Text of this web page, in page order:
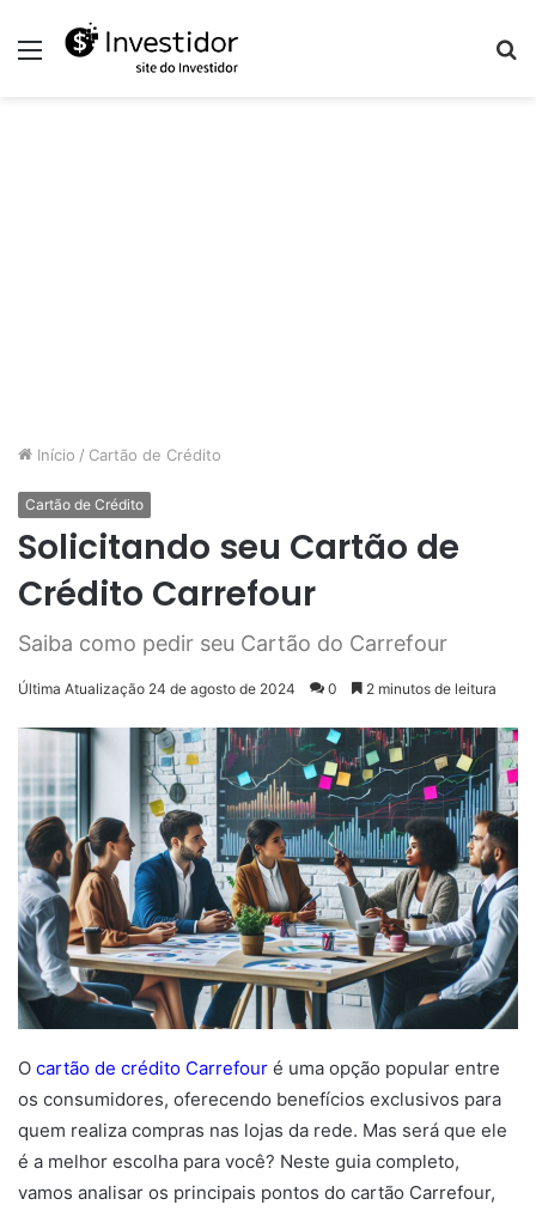
Menu
Início / Cartão de Crédito
Cartão de Crédito
Solicitando seu Cartão de
Crédito Carrefour
Saiba como pedir seu Cartão do Carrefour
Última Atualização 24 de agosto de 2024 0 2 minutos de leitura
O cartão de crédito Carrefour é uma opção popular entre
os consumidores, oferecendo benefícios exclusivos para
quem realiza compras nas lojas da rede. Mas será que ele
é a melhor escolha para você? Neste guia completo,
vamos analisar os principais pontos do cartão Carrefour,